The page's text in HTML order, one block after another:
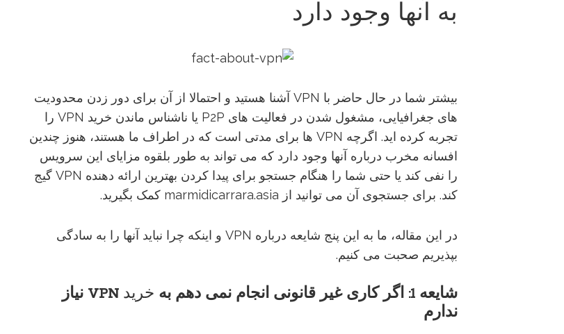
به آنها وجود دارد
بیشتر شما در حال حاضر با VPN آشنا هستید و احتمالا از آن برای دور زدن محدودیت
های جغرافیایی، مشغول شدن در فعالیت های P2P یا ناشناس ماندن خرید VPN را
تجربه کرده اید. اگرچه VPN ها برای مدتی است که در اطراف ما هستند، هنوز چندین
افسانه مخرب درباره آنها وجود دارد که می تواند به طور بلقوه مزایای این سرویس
را نفی کند یا حتی شما را هنگام جستجو برای پیدا کردن بهترین ارائه دهنده VPN گیج
کند. برای جستجوی آن می توانید از marmidicarrara.asia کمک بگیرید.
در این مقاله، ما به این پنج شایعه درباره VPN و اینکه چرا نباید آنها را به سادگی
بپذیریم صحبت می کنیم.
شایعه اگر کاری غیر قانونی انجام نمی دهم به خرید VPN نیاز
ندارم